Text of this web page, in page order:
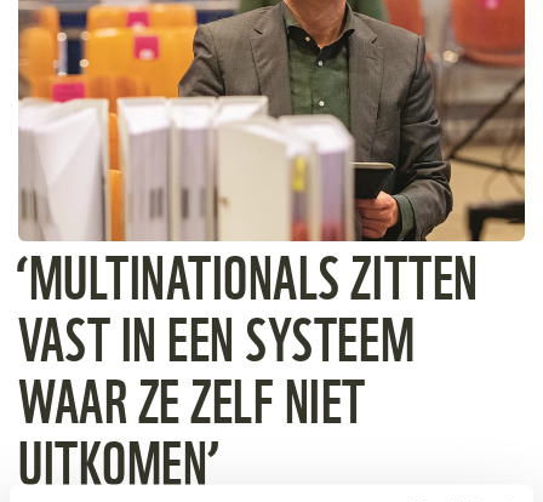
‘MULTINATIONALS ZITTEN
VAST IN EEN SYSTEEM
WAAR ZE ZELF NIET
UITKOMEN’